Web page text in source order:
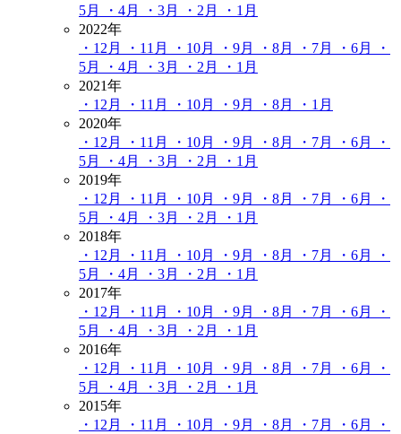
5月
・4月 ・3月 ・2月
・1月
2022年
・12月
・11月 ・10月 ・9月 ・8月 ・7月 ・6月
・
5月
・4月 ・3月 ・2月
・1月
2021年
・12月
・11月 ・10月 ・9月 ・8月
・1月
2020年
・12月
・11月 ・10月 ・9月 ・8月 ・7月 ・6月
・
5月
・4月 ・3月 ・2月
・1月
2019年
・12月
・11月 ・10月 ・9月 ・8月 ・7月 ・6月
・
5月
・4月 ・3月 ・2月
・1月
2018年
・12月
・11月 ・10月 ・9月 ・8月 ・7月 ・6月
・
5月
・4月 ・3月 ・2月
・1月
2017年
・12月
・11月 ・10月 ・9月 ・8月 ・7月 ・6月
・
5月
・4月 ・3月 ・2月
・1月
2016年
・12月
・11月 ・10月 ・9月 ・8月 ・7月 ・6月
・
5月
・4月 ・3月 ・2月
・1月
2015年
・12月
・11月 ・10月 ・9月 ・8月 ・7月 ・6月
・